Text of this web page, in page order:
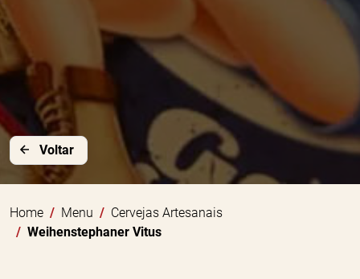
Voltar
Home Menu
Cervejas Artesanais
Weihenstephaner Vitus